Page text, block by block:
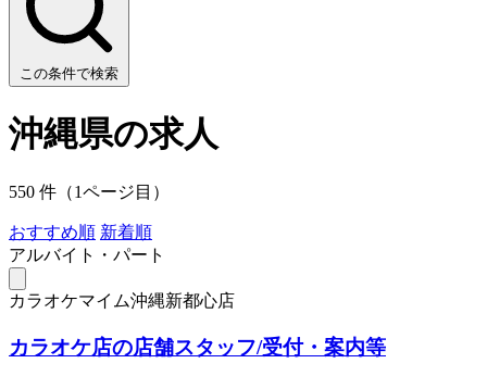
この条件で検索
沖縄県の求人
550 件（1ページ目）
おすすめ順 新着順
アルバイト・パート
カラオケマイム沖縄新都心店
カラオケ店の店舗スタッフ/受付・案内等